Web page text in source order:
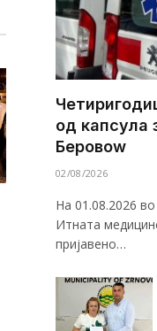
од капсула
Беровоw
02/08/2026
На 01.08.2026
Итната
пријавено…